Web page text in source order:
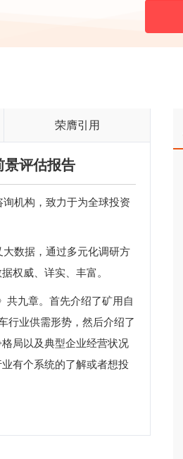
荣膺引用
评估报告
机构，致力于为全球投资
数据，通过多元化调研方
权威、详实、丰富。
九章。首先介绍了矿用自
行业供需形势，然后介绍了
局以及典型企业经营状况
有个系统的了解或者想投